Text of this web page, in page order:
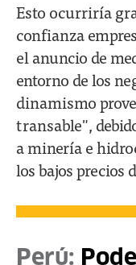
Esto ocurriría
confianza
el anuncio de
entorno de los
dinamismo
transable",
a minería e
los bajos precios
Perú: